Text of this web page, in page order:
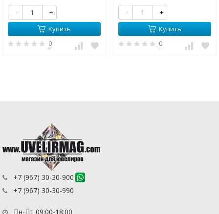
-
+
Купить
0
-
+
Купить
0
+7 (967) 30-30-900
+7 (967) 30-30-990
Пн-Пт 09:00-18:00